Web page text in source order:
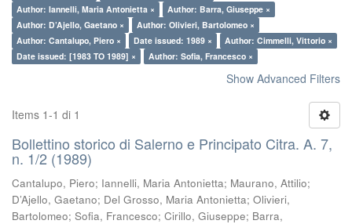
Author: Iannelli, Maria Antonietta ×
Author: Barra, Giuseppe ×
Author: D’Ajello, Gaetano ×
Author: Olivieri, Bartolomeo ×
Author: Cantalupo, Piero ×
Date issued: 1989 ×
Author: Cimmelli, Vittorio ×
Date issued: [1983 TO 1989] ×
Author: Sofia, Francesco ×
Show Advanced Filters
Items 1-1 di 1
Bollettino storico di Salerno e Principato Citra. A. 7,
n. 1/2 (1989)
Cantalupo, Piero; Iannelli, Maria Antonietta; Maurano, Attilio;
D’Ajello, Gaetano; Del Grosso, Maria Antonietta; Olivieri,
Bartolomeo; Sofia, Francesco; Cirillo, Giuseppe; Barra,